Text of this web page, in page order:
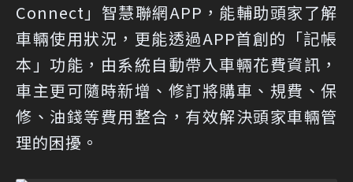
Connect」智慧聯網APP，能輔助頭家了解
車輛使用狀況，更能透過APP首創的「記帳
本」功能，由系統自動帶入車輛花費資訊，
車主更可隨時新增、修訂將購車、規費、保
修、油錢等費用整合，有效解決頭家車輛管
理的困擾。